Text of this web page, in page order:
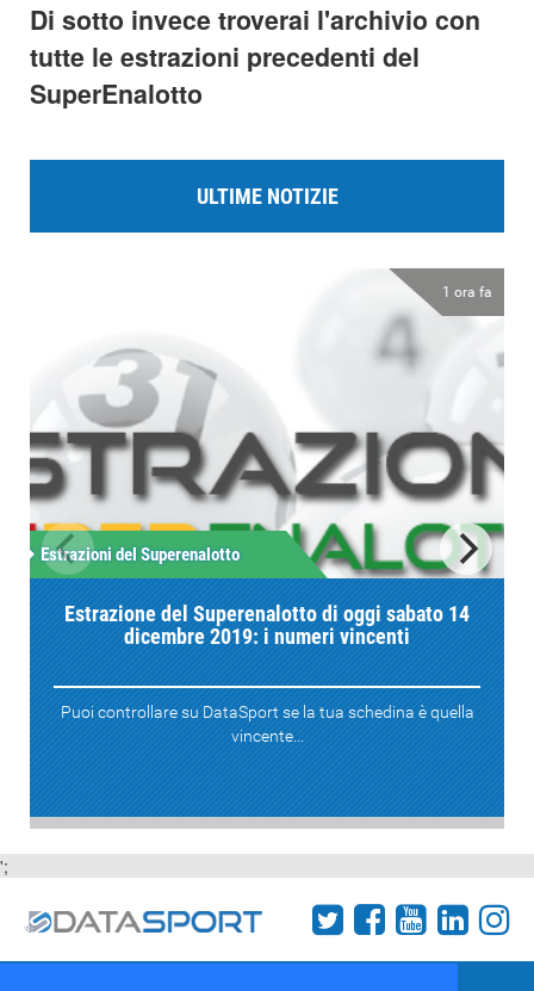
Di sotto invece troverai l'archivio con
tutte le estrazioni precedenti del
SuperEnalotto
ULTIME NOTIZIE
1 ora fa
Estrazioni del Superenalotto
Estrazione del Superenalotto di oggi sabato 14
dicembre 2019: i numeri vincenti
Puoi controllare su DataSport se la tua schedina è quella
vincente...
';